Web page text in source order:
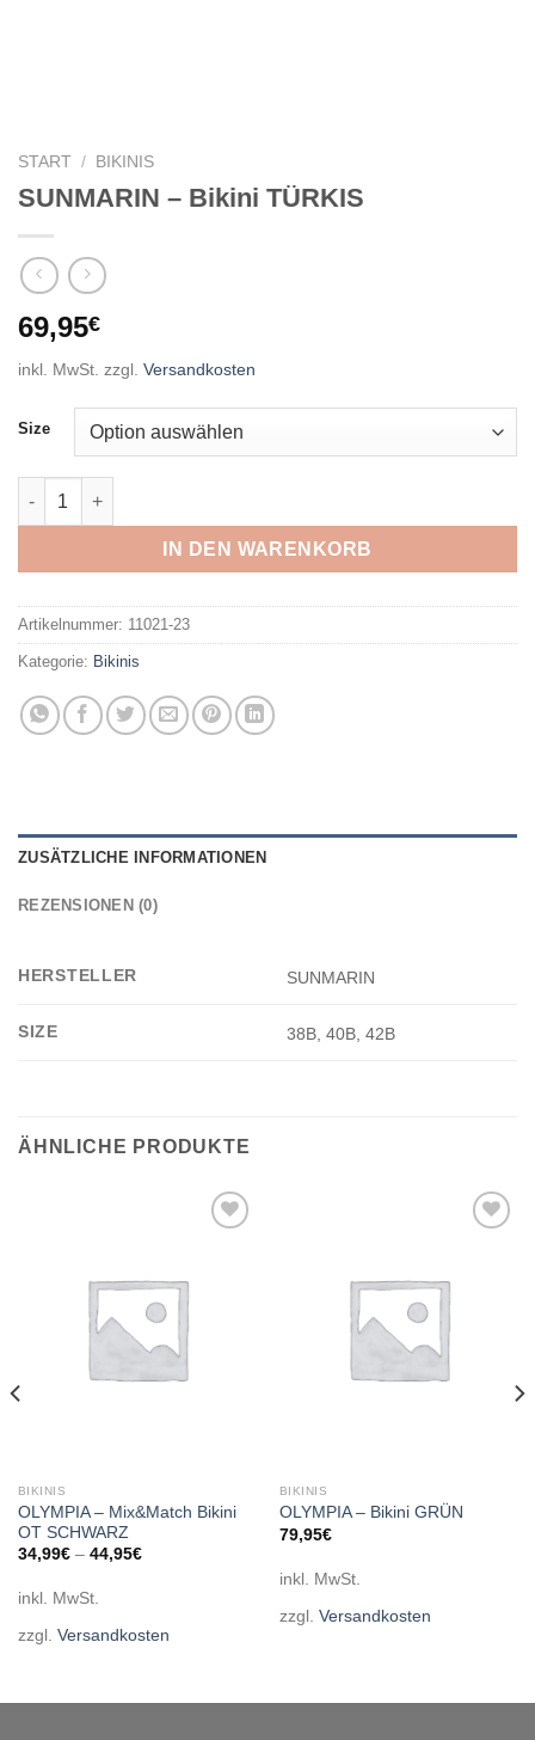
START / BIKINIS
SUNMARIN – Bikini TÜRKIS
69,95€
inkl. MwSt. zzgl. Versandkosten
Size
SUNMARIN - Bikini TÜRKIS Menge
IN DEN WARENKORB
Artikelnummer: 11021-23
Kategorie: Bikinis
ZUSÄTZLICHE INFORMATIONEN
REZENSIONEN (0)
HERSTELLER SUNMARIN
SIZE 38B, 40B, 42B
ÄHNLICHE PRODUKTE
BIKINIS
OLYMPIA – Mix&Match Bikini
OT SCHWARZ
34,99€– 44,95€
inkl. MwSt.
zzgl. Versandkosten
BIKINIS
OLYMPIA – Bikini GRÜN
79,95€
inkl. MwSt.
zzgl. Versandkosten